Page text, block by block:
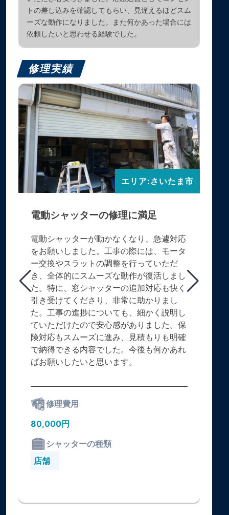
トの差し込みを確認してもらい、見違えるほどスム
ーズな動作になりました。また何かあった場合には
依頼したいと思わせる経験でした。
修理実績
エリア:さいたま市
電動シャッターの修理に満足
電動シャッターが動かなくなり、急遽対応
をお願いしました。工事の際には、モータ
ー交換やスラットの調整を行っていただ
き、全体的にスムーズな動作が復活しまし
た。特に、窓シャッターの追加対応も快く
引き受けてくださり、非常に助かりまし
た。工事の進捗についても、細かく説明し
ていただけたので安心感がありました。保
険対応もスムーズに進み、見積もりも明確
で納得できる内容でした。今後も何かあれ
ばお願いしたいと思います。
修理費用
80,000円
シャッターの種類
店舗